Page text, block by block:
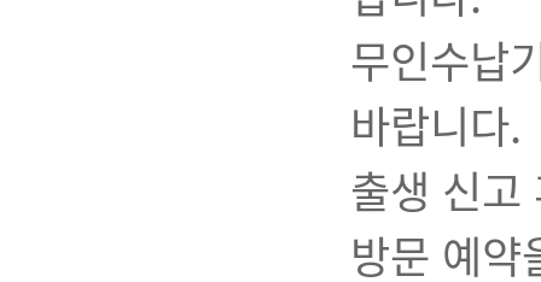
무인수납
바랍니다.
출생 신고
방문 예약